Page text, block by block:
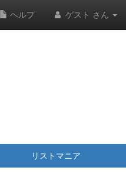
ヘルプ ゲスト さん
リストマニア